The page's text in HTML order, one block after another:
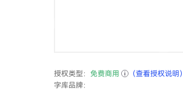
授权类型： 免费商用
（查看授权说明）
字库品牌：